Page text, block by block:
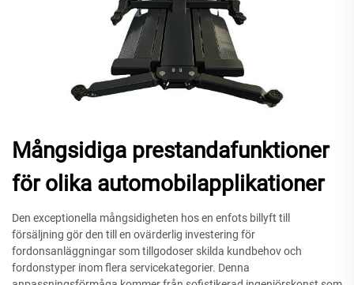
Mångsidiga prestandafunktioner
för olika automobilapplikationer
Den exceptionella mångsidigheten hos en enfots billyft till
försäljning gör den till en ovärderlig investering för
fordonsanläggningar som tillgodoser skilda kundbehov och
fordonstyper inom flera servicekategorier. Denna